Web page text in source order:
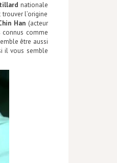
nationale
l’origine
Han(acteur
connus comme
être aussi
il vous semble